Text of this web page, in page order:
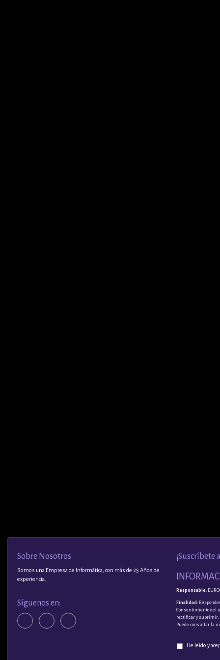
Sobre Nosotros
Somos una Empresa de Informática, con más de 25 Años de
experiencia.
Síguenos en:
¡Suscríbete
Responsable:
Finalidad:
Consentimiento del
rectificar y suprimir,
Puede consultar la
He leído y